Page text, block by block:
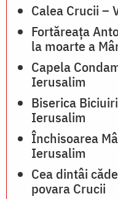
Calea Crucii –
Fortăreaţa
la moarte a
Capela
Ierusalim
Biserica
Ierusalim
Închisoarea
Ierusalim
Cea dintâi
povara Crucii